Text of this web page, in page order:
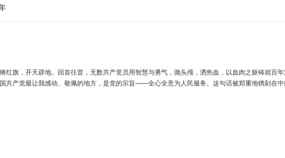
红旗，开天辟地。回首往昔，无数共产党员用智慧与勇气，抛头颅，洒热血，以血肉之躯铸就百
共产党最让我感动、敬佩的地方，是党的宗旨——全心全意为人民服务。这句话被郑重地镌刻在中